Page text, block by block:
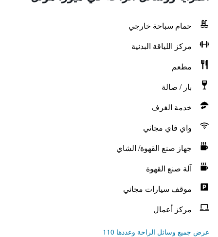
حمام سباحة خارجي
مركز اللياقة البدنية
مطعم
بار / صالة
خدمة الغرف
واي فاي مجاني
جهاز صنع القهوة/ الشاي
آلة صنع القهوة
موقف سيارات مجاني
مركز أعمال
عرض جميع وسائل الراحة وعددها 110